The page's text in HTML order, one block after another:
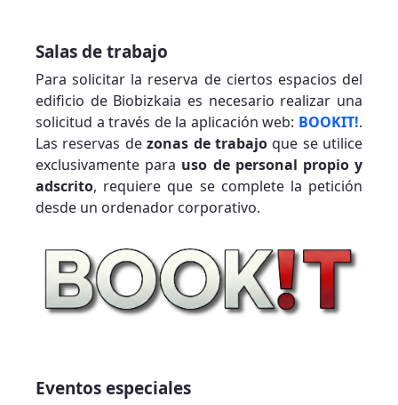
Salas de trabajo
Para solicitar la reserva de ciertos espacios del
edificio de Biobizkaia es necesario realizar una
solicitud a través de la aplicación web: BOOKIT!.
Las reservas dezonas de trabajoque se utilice
exclusivamente para uso de personal propio y
adscrito, requiere que se complete la petición
desde un ordenador corporativo.
Eventos especiales